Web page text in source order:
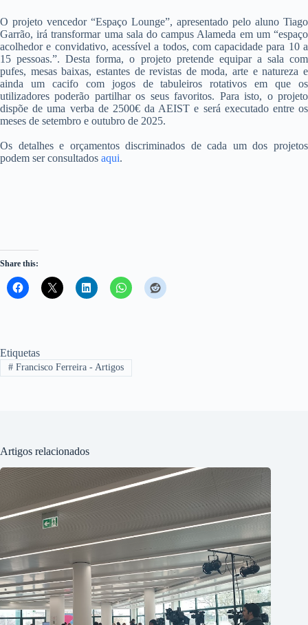
O projeto vencedor “Espaço Lounge”, apresentado pelo aluno Tiago
Garrão, irá transformar uma sala do campus Alameda em um “espaço
acolhedor e convidativo, acessível a todos, com capacidade para 10 a
15 pessoas.”. Desta forma, o projeto pretende equipar a sala com
pufes, mesas baixas, estantes de revistas de moda, arte e natureza e
ainda um cacifo com jogos de tabuleiros rotativos em que os
utilizadores poderão partilhar os seus favoritos. Para isto, o projeto
dispõe de uma verba de 2500€ da AEIST e será executado entre os
meses de setembro e outubro de 2025.
Os detalhes e orçamentos discriminados de cada um dos projetos
podem ser consultados aqui.
Share this:
Etiquetas
#Francisco Ferreira - Artigos
Artigos relacionados